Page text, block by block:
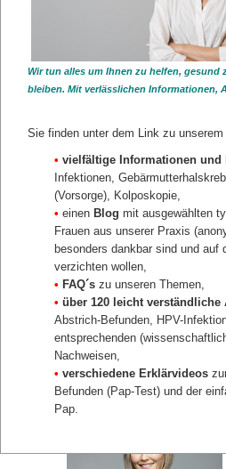
Mehr erfahren:
1. Beschreibung,
Krankheitsverlauf, Therapie
2. Warum informiert mich
und nicht mein Frauenarzt?
3. Was kann ich vorbeugend
gegen
Wir tun alles um Ihnen zu helfen, gesund
bleiben. Mit verlässlichen Informationen,
Sie finden unter dem Link zu unserem
• vielfältige Informationen und
Infektionen,
(Vorsorge), Kolposkopie,
• einen Blog mit ausgewählten
Frauen aus unserer Praxis
besonders dankbar sind und auf
verzichten wollen,
• FAQ´s zu unseren Themen,
• über 120 leicht verständliche
Abstrich-Befunden, HPV-
entsprechenden
Nachweisen,
• verschiedene Erklärvideos
Befunden (Pap-Test) und der
Pap.